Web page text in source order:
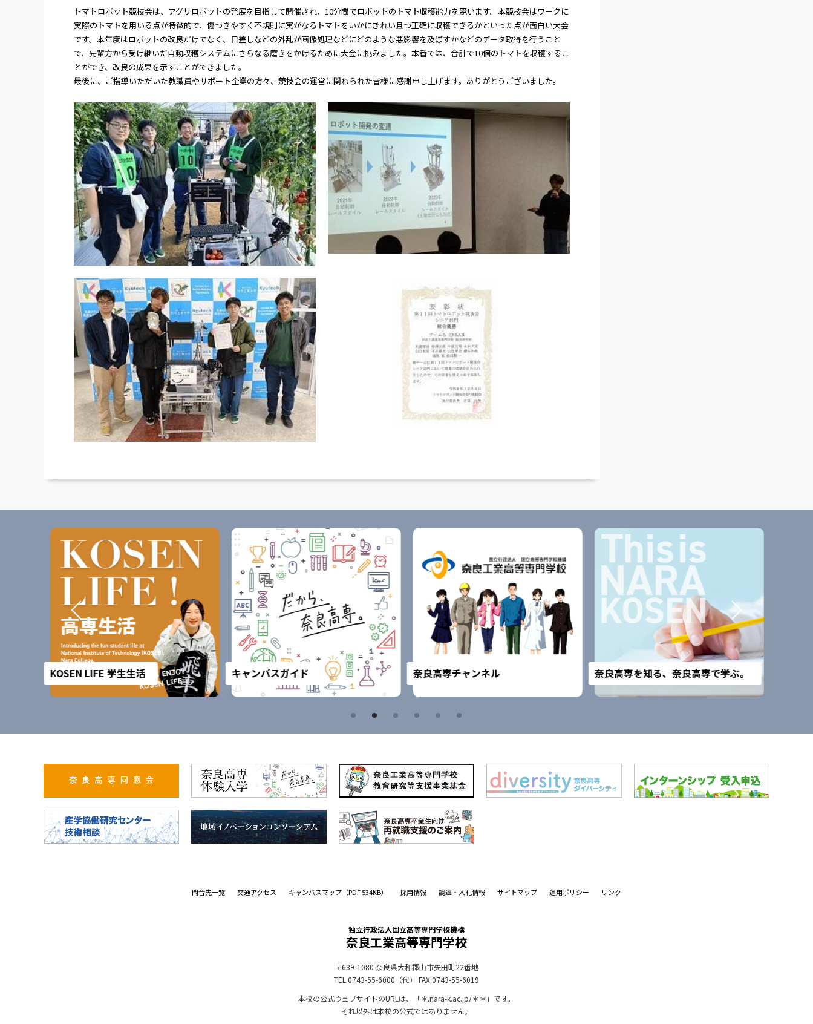
トマトロボット競技会は、アグリロボットの発展を目指して開催され、10分間でロボットのトマト収穫能力を競います。本競技会はワークに
実際のトマトを用いる点が特徴的で、傷つきやすく不規則に実がなるトマトをいかにきれい且つ正確に収穫できるかといった点が面白い大会
です。本年度はロボットの改良だけでなく、日差しなどの外乱が画像処理などにどのような悪影響を及ぼすかなどのデータ取得を行うこと
で、先輩方から受け継いだ自動収穫システムにさらなる磨きをかけるために大会に挑みました。本番では、合計で10個のトマトを収穫するこ
とができ、改良の成果を示すことができました。
最後に、ご指導いただいた教職員やサポート企業の方々、競技会の運営に関わられた皆様に感謝申し上げます。ありがとうございました。
KOSEN LIFE 学生生活 キャンパスガイド 奈良高専チャンネル 奈良高専を知る、奈良高専で学ぶ。
問合先一覧 交通アクセス キャンパスマップ （PDF 534KB） 採用情報 調達・入札情報 サイトマップ 運用ポリシー リンク
独立行政法人国立高等専門学校機構
奈良工業高等専門学校
〒639-1080 奈良県大和郡山市矢田町22番地
TEL 0743-55-6000（代）
FAX 0743-55-6019
本校の公式ウェブサイトのURLは、「＊.nara-k.ac.jp/＊＊」です。
それ以外は本校の公式ではありません。